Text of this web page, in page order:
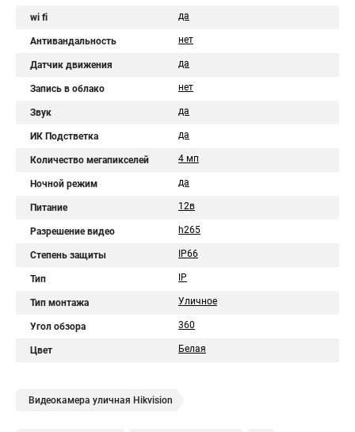
wi fi да
Антивандальность нет
Датчик движения да
Запись в облако нет
Звук да
ИК Подстветка да
Количество мегапикселей 4 мп
Ночной режим да
Питание 12в
Разрешение видео h265
Степень защиты IP66
Тип IP
Тип монтажа Уличное
Угол обзора 360
Цвет Белая
Видеокамера уличная Hikvision